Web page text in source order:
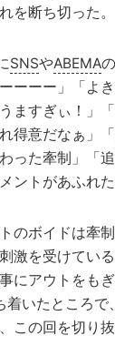
を断ち切った。
SNSやABEMA
ーーー」「よ
ますぎぃ！」
得意だなぁ」
った牽制」「
ントがあふれた
のボイドは牽
激を受けてい
にアウトをも
着いたところで
この回を切り抜